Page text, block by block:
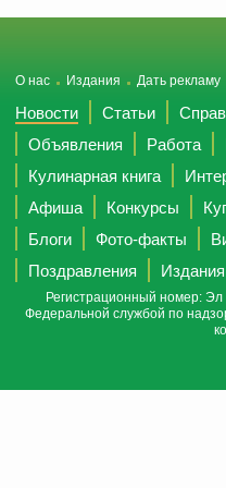
О нас Издания Дать рекламу
Новости Статьи
Объявления
Работа
Кулинарная книга
Афиша
Конкурсы
Блоги
Фото-факты
Поздравления
Издания
Регистрационный номер:
Федеральной службой по